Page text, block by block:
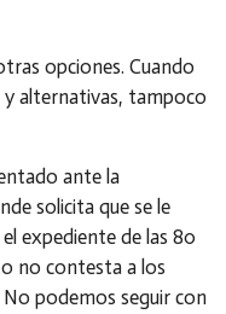
opciones. Cuando
y alternativas, tampoco
ante la
solicita que se le
expediente de las 80
no contesta a los
podemos seguir con